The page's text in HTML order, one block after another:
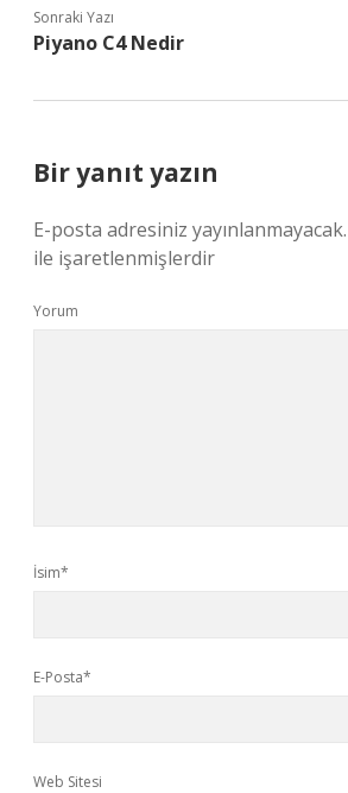
Sonraki Yazı
Piyano C4 Nedir
Bir yanıt yazın
E-posta adresiniz yayınlanmayacak.
ile işaretlenmişlerdir
Yorum
İsim*
E-Posta*
Web Sitesi